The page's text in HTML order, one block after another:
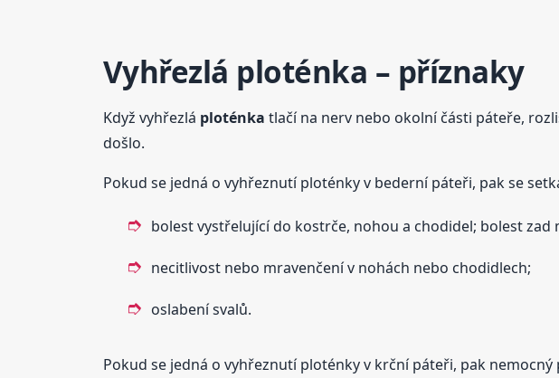
Vyhřezlá ploténka – příznaky
Když vyhřezlá ploténka tlačí na nerv nebo okolní části páteře,
došlo.
Pokud se jedná o vyhřeznutí ploténky v bederní páteři, pak se
bolest vystřelující do kostrče, nohou a chodidel; bolest
necitlivost nebo mravenčení v nohách nebo chodidlech;
oslabení svalů.
Pokud se jedná o vyhřeznutí ploténky v krční páteři, pak